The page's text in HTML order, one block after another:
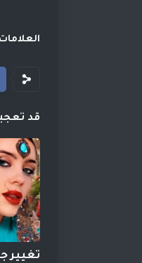
قد
تغيير